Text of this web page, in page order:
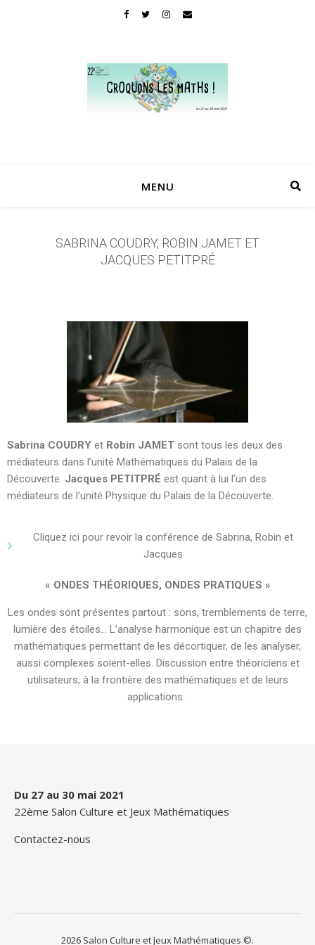
MENU
SABRINA COUDRY, ROBIN JAMET ET
JACQUES PETITPRÉ
Sabrina COUDRY et Robin JAMET sont tous les deux des
médiateurs dans l’unité Mathématiques du Palais de la
Découverte. Jacques PETITPRÉ est quant à lui l’un des
médiateurs de l’unité Physique du Palais de la Découverte.
Cliquez ici pour revoir la conférence de Sabrina, Robin et
Jacques
« ONDES THÉORIQUES, ONDES PRATIQUES »
Les ondes sont présentes partout : sons, tremblements de terre,
lumière des étoiles… L’analyse harmonique est un chapitre des
mathématiques permettant de les décortiquer, de les analyser,
aussi complexes soient-elles. Discussion entre théoriciens et
utilisateurs, à la frontière des mathématiques et de leurs
applications.
Du 27 au 30 mai 2021
22ème Salon Culture et Jeux Mathématiques
Contactez-nous
2026 Salon Culture et Jeux Mathématiques ©.